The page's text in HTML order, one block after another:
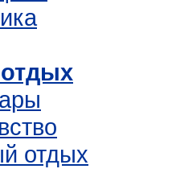
отдых